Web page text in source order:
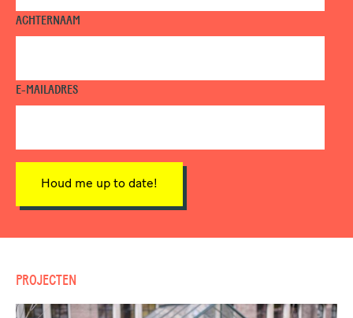
ACHTERNAAM
E-MAILADRES
Houd me up to date!
PROJECTEN